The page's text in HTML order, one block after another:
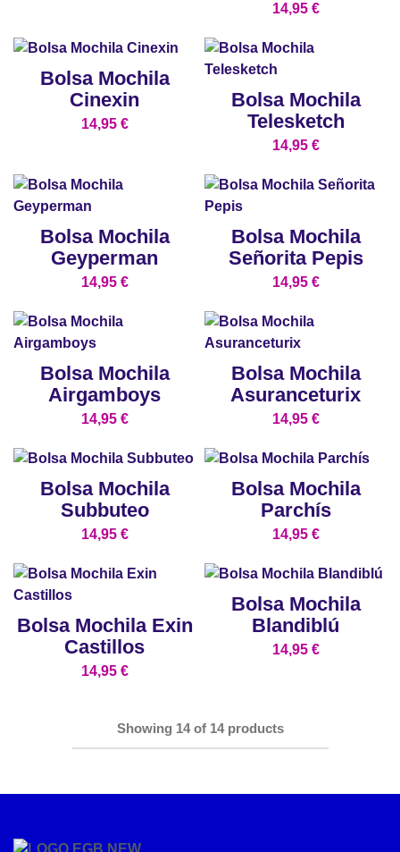
14,95 €
Bolsa Mochila
Cinexin
14,95 €
Bolsa Mochila
Telesketch
14,95 €
Bolsa Mochila
Geyperman
14,95 €
Bolsa Mochila
Señorita Pepis
14,95 €
Bolsa Mochila
Airgamboys
14,95 €
Bolsa Mochila
Asuranceturix
14,95 €
Bolsa Mochila
Subbuteo
14,95 €
Bolsa Mochila
Parchís
14,95 €
Bolsa Mochila Exin
Castillos
14,95 €
Bolsa Mochila
Blandiblú
14,95 €
Showing 14of 14 products